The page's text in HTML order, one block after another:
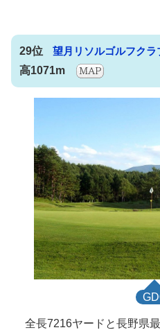
29位 望月リソルゴルフクラ
高1071m
全長7216ヤードと長野県